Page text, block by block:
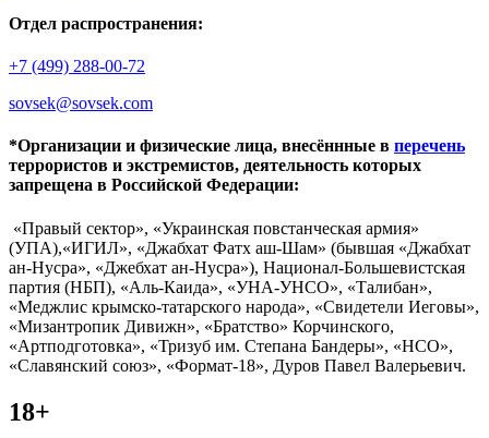
Отдел распространения:
+7 (499) 288-00-72
sovsek@sovsek.com
*Организации и физические лица, внесённные в перечень
террористов и экстремистов, деятельность которых
запрещена в Российской Федерации:
«Правый сектор», «Украинская повстанческая армия»
(УПА),«ИГИЛ», «Джабхат Фатх аш-Шам» (бывшая «Джабхат
ан-Нусра», «Джебхат ан-Нусра»), Национал-Большевистская
партия (НБП), «Аль-Каида», «УНА-УНСО», «Талибан»,
«Меджлис крымско-татарского народа», «Свидетели Иеговы»,
«Мизантропик Дивижн», «Братство» Корчинского,
«Артподготовка», «Тризуб им. Степана Бандеры», «НСО»,
«Славянский союз», «Формат-18», Дуров Павел Валерьевич.
18+